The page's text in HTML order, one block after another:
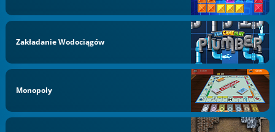
Zakładanie Wodociągów
Monopoly